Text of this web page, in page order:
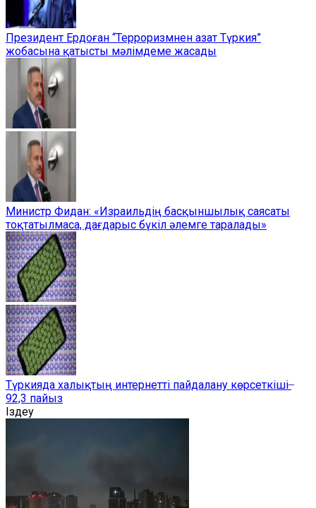
Президент Ердоған “Терроризмнен азат Түркия”
жобасына қатысты мәлімдеме жасады
Министр Фидан: «Израильдің басқыншылық саясаты
тоқтатылмаса, дағдарыс бүкіл әлемге таралады»
Түркияда халықтың интернетті пайдалану көрсеткіші ̶
92,3 пайыз
Іздеу